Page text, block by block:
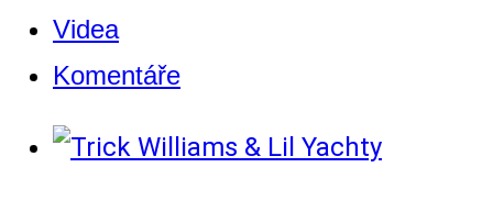
Videa
Komentáře